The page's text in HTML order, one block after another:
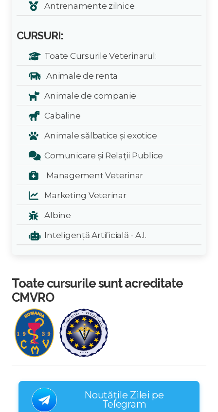
Antrenamente zilnice
CURSURI:
Toate Cursurile Veterinarul:
Animale de renta
Animale de companie
Cabaline
Animale sălbatice și exotice
Comunicare și Relații Publice
Management Veterinar
Marketing Veterinar
Albine
Inteligență Artificială - A.I.
Toate cursurile sunt acreditate
CMVRO
Noutățile Zilei pe
Telegram